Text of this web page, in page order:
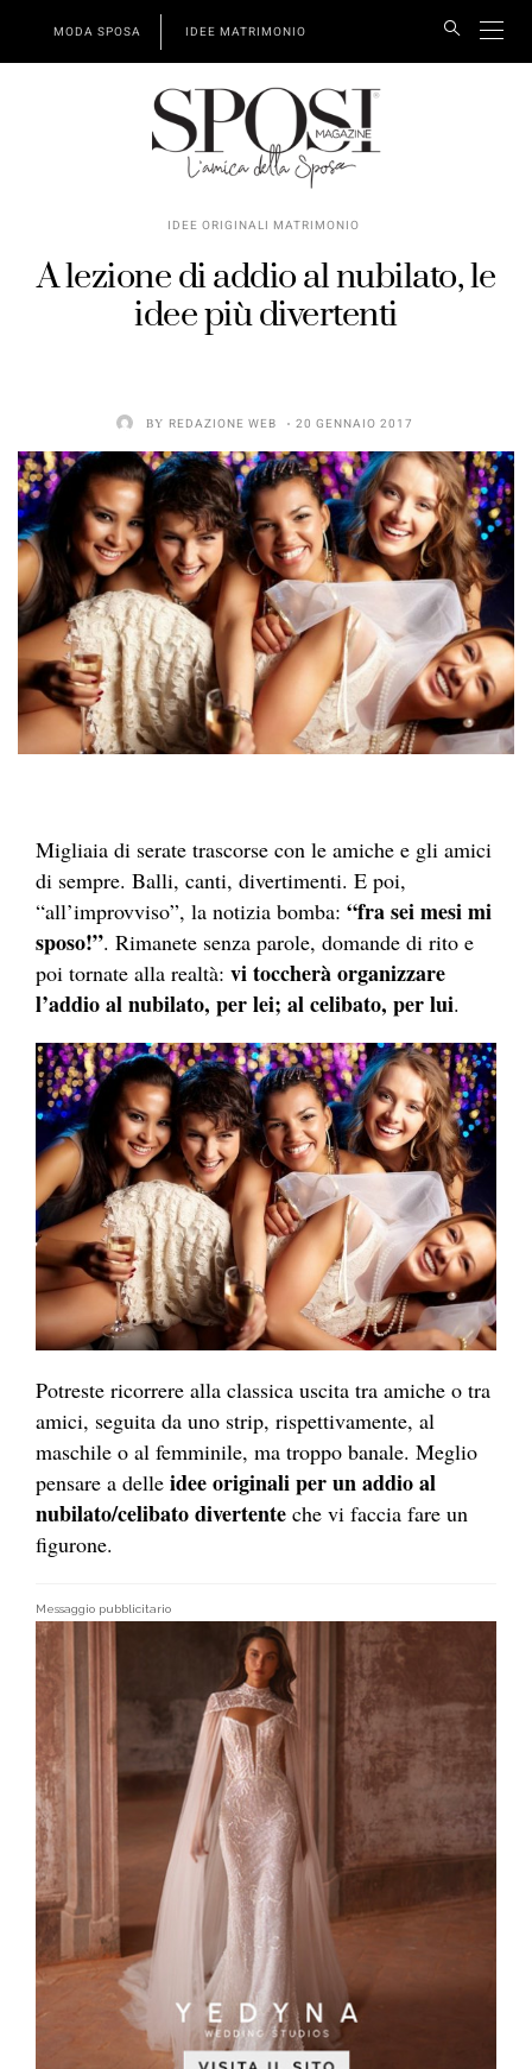
MODA SPOSA IDEE MATRIMONIO
IDEE ORIGINALI MATRIMONIO
A lezione di addio al nubilato, le
idee più divertenti
BY REDAZIONE WEB 20 GENNAIO 2017
Migliaia di serate trascorse con le amiche e gli amici
di sempre. Balli, canti, divertimenti. E poi,
“all’improvviso”, la notizia bomba: “fra sei mesi mi
sposo!”. Rimanete senza parole, domande di rito e
poi tornate alla realtà: vi toccherà organizzare
l’addio al nubilato, per lei; al celibato, per lui.
Potreste ricorrere alla classica uscita tra amiche o tra
amici, seguita da uno strip, rispettivamente, al
maschile o al femminile, ma troppo banale. Meglio
pensare a delle idee originaliper un addio al
nubilato/celibato divertente che vi faccia fare un
figurone.
Messaggio pubblicitario